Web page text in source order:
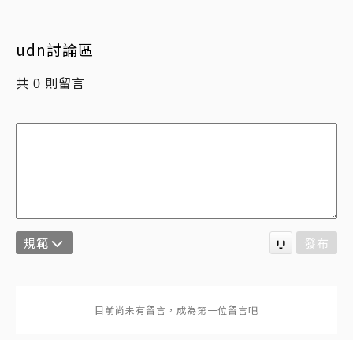
udn討論區
共 0 則留言
規範 發布